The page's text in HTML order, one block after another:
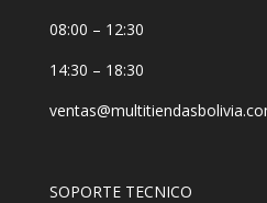
08:00 – 12:30
14:30 – 18:30
SOPORTE TECNICO